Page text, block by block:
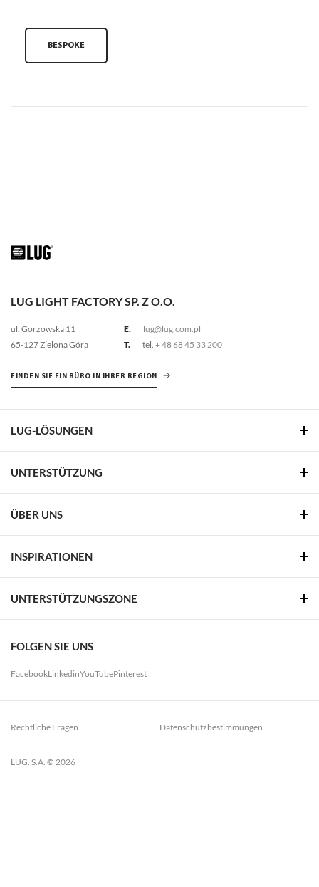
BESPOKE
LUG LIGHT FACTORY SP. Z O.O.
ul. Gorzowska 11
65-127 Zielona Góra
E.
lug@lug.com.pl
T.
tel. + 48 68 45 33 200
FINDEN SIE EIN BÜRO IN IHRER REGION
LUG-LÖSUNGEN
UNTERSTÜTZUNG
ÜBER UNS
INSPIRATIONEN
UNTERSTÜTZUNGSZONE
FOLGEN SIE UNS
FacebookLinkedinYouTubePinterest
LUG. S.A. © 2026
Rechtliche Fragen Datenschutzbestimmungen